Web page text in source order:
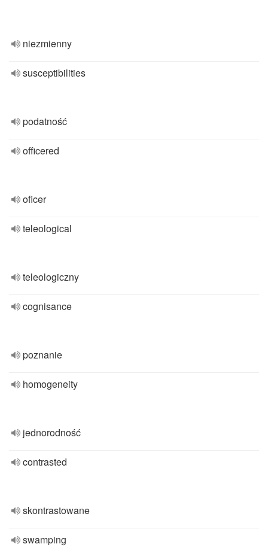
niezmienny
susceptibilities
podatność
officered
oficer
teleological
teleologiczny
cognisance
poznanie
homogeneity
jednorodność
contrasted
skontrastowane
swamping